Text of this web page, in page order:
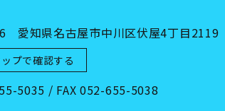
愛知県名古屋市中川区伏屋4丁目2119
プで確認する
5035 / FAX 052-655-5038